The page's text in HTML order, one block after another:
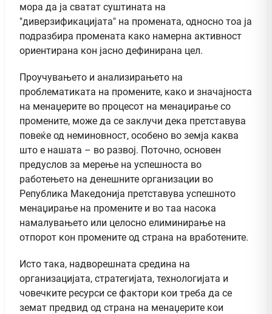
мора да ја сватат суштината на
"диверзификацијата" на промената, односно тоа ја
подразбира промената како намерна активност
ориентирана кон јасно дефинирана цел.
Проучувањето и анализирањето на
проблематиката на промените, како и значајноста
на менаџерите во процесот на менаџирање со
промените, може да се заклучи дека претставува
повеќе од неминовност, особено во земја каква
што е нашата – во развој. Поточно, основен
предуслов за мерење на успешноста во
работењето на денешните организации во
Република Македонија претставува успешното
менаџирање на промените и во таа насока
намалувањето или целосно елиминирање на
отпорот кон промените од страна на вработените.
Исто така, надворешната средина на
организацијата, стратегијата, технологијата и
човечките ресурси се фактори кои треба да се
земат предвид од страна на менаџерите кои